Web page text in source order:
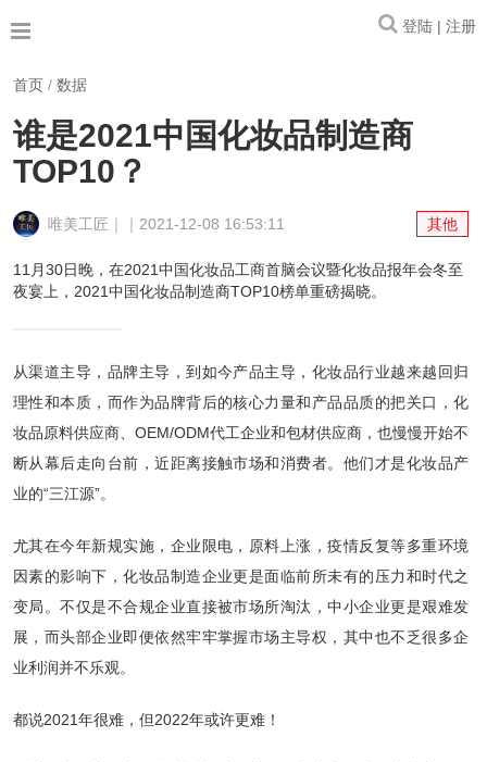
登陆 | 注册
首页 / 数据
谁是2021中国化妆品制造商
TOP10？
唯美工匠｜｜2021-12-08 16:53:11 其他
11月30日晚，在2021中国化妆品工商首脑会议暨化妆品报年会冬至
夜宴上，2021中国化妆品制造商TOP10榜单重磅揭晓。
从渠道主导，品牌主导，到如今产品主导，化妆品行业越来越回归
理性和本质，而作为品牌背后的核心力量和产品品质的把关口，化
妆品原料供应商、OEM/ODM代工企业和包材供应商，也慢慢开始不
断从幕后走向台前，近距离接触市场和消费者。他们才是化妆品产
业的“三江源”。
尤其在今年新规实施，企业限电，原料上涨，疫情反复等多重环境
因素的影响下，化妆品制造企业更是面临前所未有的压力和时代之
变局。不仅是不合规企业直接被市场所淘汰，中小企业更是艰难发
展，而头部企业即便依然牢牢掌握市场主导权，其中也不乏很多企
业利润并不乐观。
都说2021年很难，但2022年或许更难！